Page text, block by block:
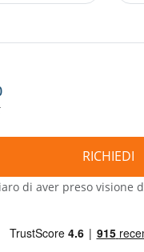
RICHIEDI
di aver preso visione